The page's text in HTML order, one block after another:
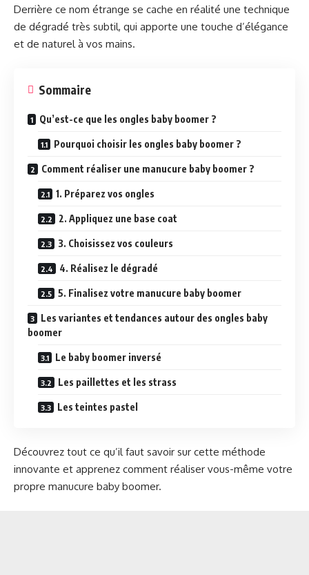
Derrière ce nom étrange se cache en réalité une technique
de dégradé très subtil, qui apporte une touche d’élégance
et de naturel à vos mains.
Sommaire
Qu’est-ce que les ongles baby boomer ?
Pourquoi choisir les ongles baby boomer ?
Comment réaliser une manucure baby boomer ?
1. Préparez vos ongles
2. Appliquez une base coat
3. Choisissez vos couleurs
4. Réalisez le dégradé
5. Finalisez votre manucure baby boomer
Les variantes et tendances autour des ongles baby
boomer
Le baby boomer inversé
Les paillettes et les strass
Les teintes pastel
Découvrez tout ce qu’il faut savoir sur cette méthode
innovante et apprenez comment réaliser vous-même votre
propre manucure baby boomer.